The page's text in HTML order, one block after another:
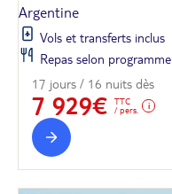
Argentine
Vols et transferts inclus
Repas selon programme
17 jours / 16 nuits dès
7 929€
TTC
/ pers.